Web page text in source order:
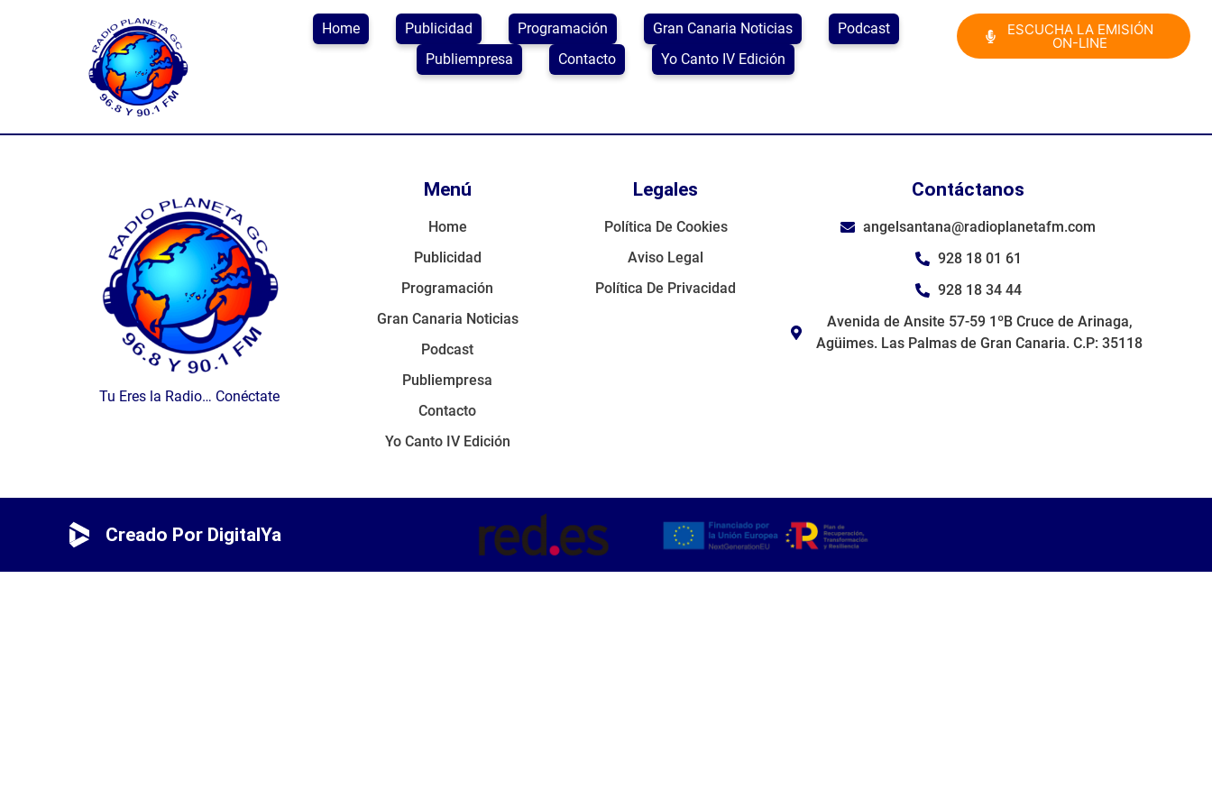
Home Publicidad Programación Gran Canaria Noticias
Podcast
Publiempresa
Contacto Yo Canto IV Edición
ESCUCHA LA EMISIÓN
ON-LINE
Tu Eres la Radio… Conéctate
Menú
Home
Publicidad
Programación
Gran Canaria Noticias
Podcast
Publiempresa
Contacto
Yo Canto IV Edición
Legales
Política De Cookies
Aviso Legal
Política De Privacidad
Contáctanos
angelsantana@radioplanetafm.com
928 18 01 61
928 18 34 44
Avenida de Ansite 57-59 1ºB Cruce de Arinaga,
Agüimes. Las Palmas de Gran Canaria. C.P: 35118
Creado Por DigitalYa